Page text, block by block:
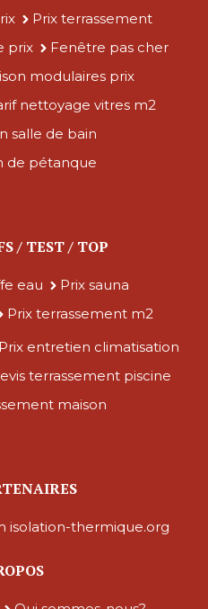
Prix terrassement
prix
Fenêtre pas cher
modulaires prix
nettoyage vitres m2
salle de bain
de pétanque
/ TEST / TOP
eau
Prix sauna
Prix terrassement m2
Prix entretien climatisation
terrassement piscine
maison
isolation-thermique.org